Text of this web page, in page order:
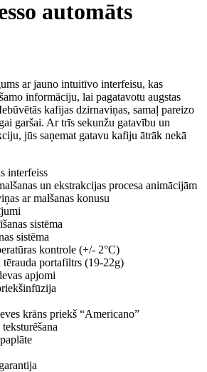
automāts
ar jauno intuitīvo interfeisu, kas
informāciju, lai pagatavotu augstas
kafijas dzirnaviņas, samaļ pareizo
garšai. Ar trīs sekunžu gatavību un
jūs saņemat gatavu kafiju ātrāk nekā
interfeiss
un ekstrakcijas procesa animācijām
ar malšanas konusu
sistēma
sistēma
kontrole (+/- 2°C)
tērauda portafiltrs (19-22g)
apjomi
krāns priekš “Americano”